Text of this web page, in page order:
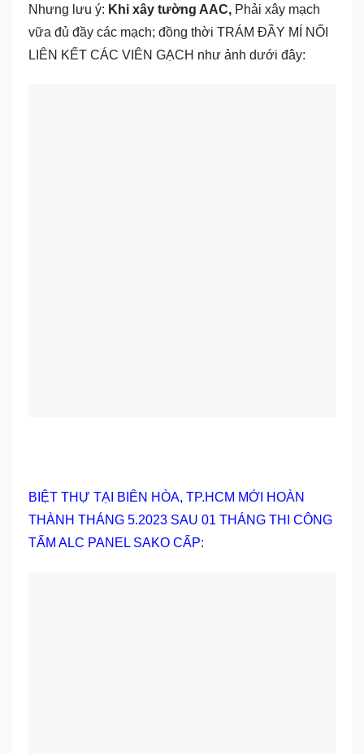
Nhưng lưu ý: Khi xây tường AAC, Phải xây mạch
vữa đủ đầy các mạch; đồng thời TRÁM ĐẦY MÍ NỐI
LIÊN KẾT CÁC VIÊN GẠCH như ảnh dưới đây:
BIỆT THỰ TẠI BIÊN HÒA, TP.HCM MỚI HOÀN
THÀNH THÁNG 5.2023 SAU 01 THÁNG THI CÔNG
TẤM ALC PANEL SAKO CẤP: